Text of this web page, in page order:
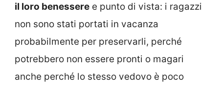
il loro benessere e punto di vista: i ragazzi
non sono stati portati in vacanza
probabilmente per preservarli, perché
potrebbero non essere pronti o magari
anche perché lo stesso vedovo è poco